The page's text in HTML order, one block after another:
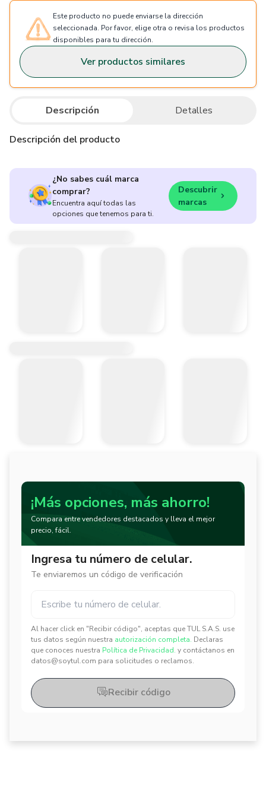
Este producto no puede enviarse la dirección
seleccionada. Por favor, elige otra o revisa los productos
disponibles para tu dirección.
Ver productos similares
Descripción Detalles
Descripción del producto
¿No sabes cuál marca
comprar?
Encuentra aquí todas las
opciones que tenemos para ti.
Descubrir
marcas
¡Más opciones, más ahorro!
Compara entre vendedores destacados y lleva el mejor
precio, fácil.
Ingresa tu número de celular.
Te enviaremos un código de verificación
Al hacer click en "Recibir código", aceptas que TUL S.A.S. use
tus datos según nuestra autorización completa. Declaras
que conoces nuestra Política de Privacidad. y contáctanos en
datos@soytul.com para solicitudes o reclamos.
✕
✕
Recibir código